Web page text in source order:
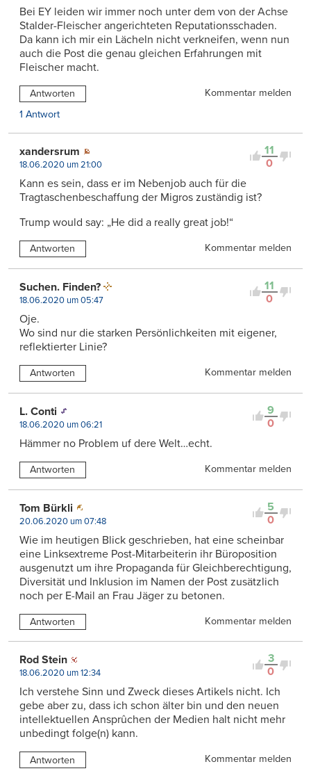
Bei EY leiden wir immer noch unter dem von der Achse
Stalder-Fleischer angerichteten Reputationsschaden.
Da kann ich mir ein Lächeln nicht verkneifen, wenn nun
auch die Post die genau gleichen Erfahrungen mit
Fleischer macht.
Antworten
Kommentar melden
1 Antwort
11
0
xandersrum
18.06.2020 um 21:00
Kann es sein, dass er im Nebenjob auch für die
Tragtaschenbeschaffung der Migros zuständig ist?
Trump would say: „He did a really great job!“
Antworten Kommentar melden
11
0
Suchen. Finden?
18.06.2020 um 05:47
Oje.
Wo sind nur die starken Persönlichkeiten mit eigener,
reflektierter Linie?
Antworten Kommentar melden
9
0
L. Conti
18.06.2020 um 06:21
Hämmer no Problem uf dere Welt…echt.
Antworten Kommentar melden
5
0
Tom Bürkli
20.06.2020 um 07:48
Wie im heutigen Blick geschrieben, hat eine scheinbar
eine Linksextreme Post-Mitarbeiterin ihr Büroposition
ausgenutzt um ihre Propaganda für Gleichberechtigung,
Diversität und Inklusion im Namen der Post zusätzlich
noch per E-Mail an Frau Jäger zu betonen.
Antworten Kommentar melden
3
0
Rod Stein
18.06.2020 um 12:34
Ich verstehe Sinn und Zweck dieses Artikels nicht. Ich
gebe aber zu, dass ich schon älter bin und den neuen
intellektuellen Ansprûchen der Medien halt nicht mehr
unbedingt folge(n) kann.
Antworten Kommentar melden